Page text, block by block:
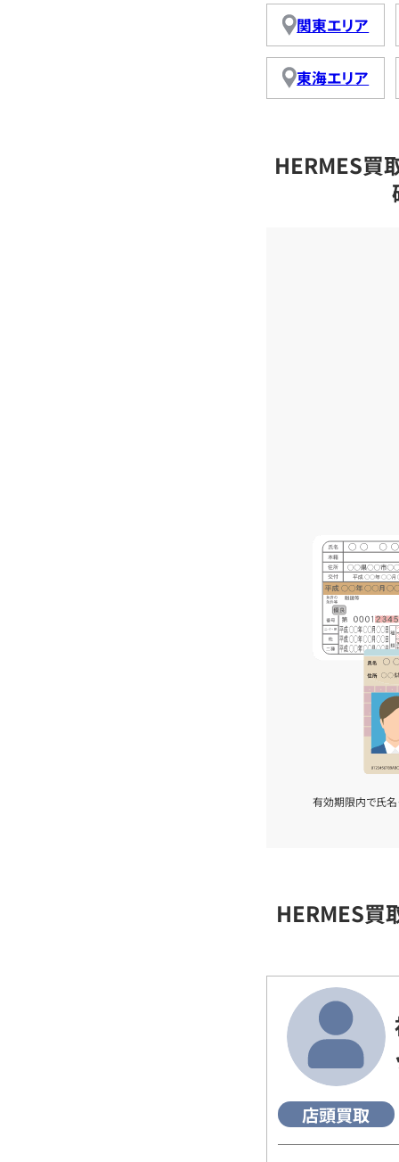
関東エリア
東海エリア
HERMES買
有効期限内で氏名
HERMES買
店頭買取